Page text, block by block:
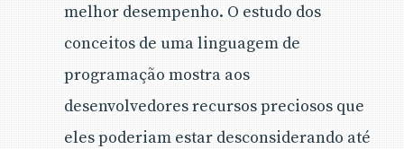
melhor desempenho. O estudo dos
conceitos de uma linguagem de
programação mostra aos
desenvolvedores recursos preciosos que
eles poderiam estar desconsiderando até